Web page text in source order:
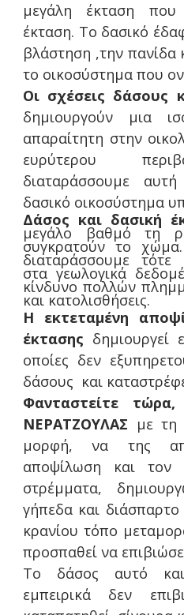
μεγάλη έκταση που
έκταση. Το δασικό
βλάστηση ,την πανίδα
το οικοσύστημα που
Οι σχέσεις δάσους
δημιουργούν μια
απαραίτητη στην
ευρύτερου
διαταράσσουμε
δασικό οικοσύστημα
Δάσος και δασική
μεγάλο βαθμό τη
συγκρατούν το
διαταράσσουμε
στα γεωλογικά
κίνδυνο πολλών
και κατολισθήσεις.
Η εκτεταμένη
έκτασης δημιουργεί
οποίες δεν
δάσους και
Φανταστείτε
ΝΕΡΑΤΖΟΥΛΑΣ με τη
μορφή, να της
αποψίλωση και τον
στρέμματα,
γήπεδα και
κρανίου τόπο
προσπαθεί να
Το δάσος αυτό και
εμπειρικά δεν